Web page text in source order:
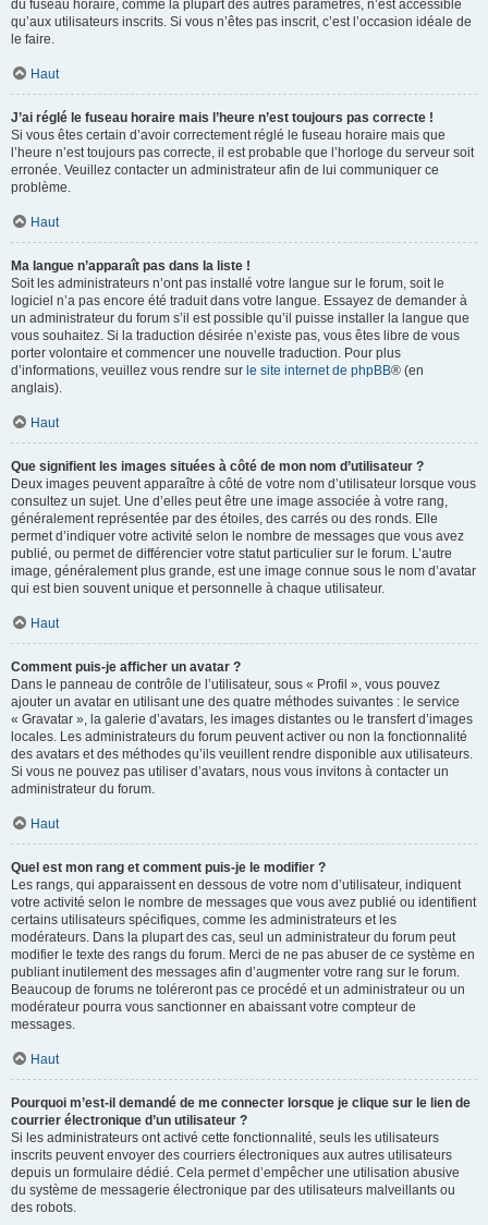
du fuseau horaire, comme la plupart des autres paramètres, n’est accessible
qu’aux utilisateurs inscrits. Si vous n’êtes pas inscrit, c’est l’occasion idéale de
le faire.
Haut
J’ai réglé le fuseau horaire mais l’heure n’est toujours pas correcte !
Si vous êtes certain d’avoir correctement réglé le fuseau horaire mais que
l’heure n’est toujours pas correcte, il est probable que l’horloge du serveur soit
erronée. Veuillez contacter un administrateur afin de lui communiquer ce
problème.
Haut
Ma langue n’apparaît pas dans la liste !
Soit les administrateurs n’ont pas installé votre langue sur le forum, soit le
logiciel n’a pas encore été traduit dans votre langue. Essayez de demander à
un administrateur du forum s’il est possible qu’il puisse installer la langue que
vous souhaitez. Si la traduction désirée n’existe pas, vous êtes libre de vous
porter volontaire et commencer une nouvelle traduction. Pour plus
d’informations, veuillez vous rendre sur le site internet de phpBB® (en
anglais).
Haut
Que signifient les images situées à côté de mon nom d’utilisateur ?
Deux images peuvent apparaître à côté de votre nom d’utilisateur lorsque vous
consultez un sujet. Une d’elles peut être une image associée à votre rang,
généralement représentée par des étoiles, des carrés ou des ronds. Elle
permet d’indiquer votre activité selon le nombre de messages que vous avez
publié, ou permet de différencier votre statut particulier sur le forum. L’autre
image, généralement plus grande, est une image connue sous le nom d’avatar
qui est bien souvent unique et personnelle à chaque utilisateur.
Haut
Comment puis-je afficher un avatar ?
Dans le panneau de contrôle de l’utilisateur, sous « Profil », vous pouvez
ajouter un avatar en utilisant une des quatre méthodes suivantes : le service
« Gravatar », la galerie d’avatars, les images distantes ou le transfert d’images
locales. Les administrateurs du forum peuvent activer ou non la fonctionnalité
des avatars et des méthodes qu’ils veuillent rendre disponible aux utilisateurs.
Si vous ne pouvez pas utiliser d’avatars, nous vous invitons à contacter un
administrateur du forum.
Haut
Quel est mon rang et comment puis-je le modifier ?
Les rangs, qui apparaissent en dessous de votre nom d’utilisateur, indiquent
votre activité selon le nombre de messages que vous avez publié ou identifient
certains utilisateurs spécifiques, comme les administrateurs et les
modérateurs. Dans la plupart des cas, seul un administrateur du forum peut
modifier le texte des rangs du forum. Merci de ne pas abuser de ce système en
publiant inutilement des messages afin d’augmenter votre rang sur le forum.
Beaucoup de forums ne toléreront pas ce procédé et un administrateur ou un
modérateur pourra vous sanctionner en abaissant votre compteur de
messages.
Haut
Pourquoi m’est-il demandé de me connecter lorsque je clique sur le lien de
courrier électronique d’un utilisateur ?
Si les administrateurs ont activé cette fonctionnalité, seuls les utilisateurs
inscrits peuvent envoyer des courriers électroniques aux autres utilisateurs
depuis un formulaire dédié. Cela permet d’empêcher une utilisation abusive
du système de messagerie électronique par des utilisateurs malveillants ou
des robots.